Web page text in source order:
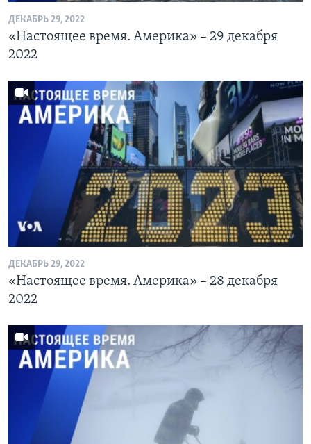
ДЕКАБРЬ 29, 2022
«Настоящее время. Америка» – 29 декабря
2022
ДЕКАБРЬ 29, 2022
«Настоящее время. Америка» – 28 декабря
2022